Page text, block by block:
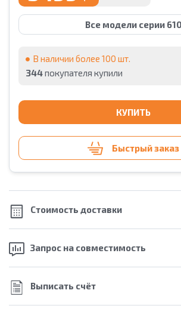
Все модели серии 610
В наличии более 100 шт.
344покупателя купили
КУПИТЬ
Быстрый заказ
Стоимость доставки
Запрос на совместимость
Выписать счёт